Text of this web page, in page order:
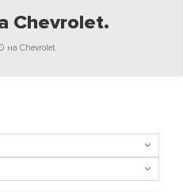
Chevrolet.
на Chevrolet.